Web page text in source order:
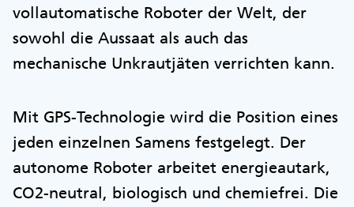
vollautomatische Roboter der Welt, der
sowohl die Aussaat als auch das
mechanische Unkrautjäten verrichten kann.
Mit GPS-Technologie wird die Position eines
jeden einzelnen Samens festgelegt. Der
autonome Roboter arbeitet energieautark,
CO2-neutral, biologisch und chemiefrei. Die